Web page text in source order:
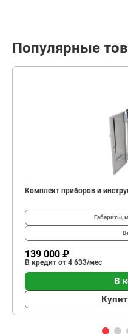
Популярные
Комплект приборов и
Габариты,
139 000 ₽
В кредит от 4 633/мес
В